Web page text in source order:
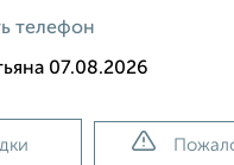
телефон
07.08.2026